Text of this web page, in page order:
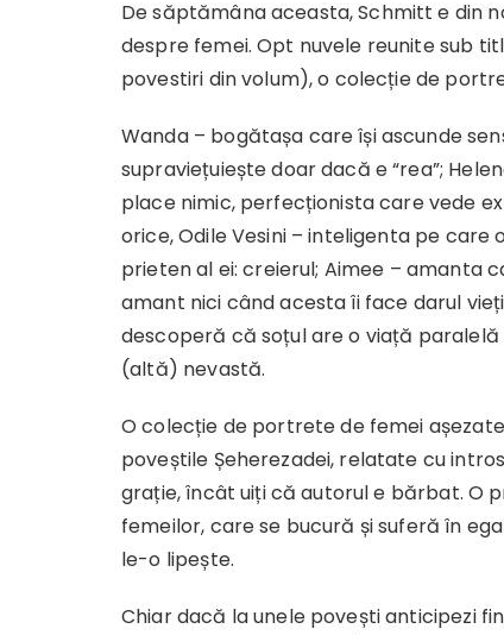
De săptămâna aceasta, Schmitt e din
despre femei. Opt nuvele reunite sub
povestiri din volum), o colecție de
Wanda – bogătașa care își ascunde
supraviețuiește doar dacă e “rea”;
place nimic, perfecționista care vede
orice, Odile Vesini – inteligenta pe care
prieten al ei: creierul; Aimee – amanta
amant nici când acesta îi face darul
descoperă că soțul are o viață paralelă
(altă) nevastă.
O colecție de portrete de femei
poveștile Șeherezadei, relatate cu
grație, încât uiți că autorul e bărbat. O
femeilor, care se bucură și suferă în
le-o lipește.
Chiar dacă la unele povești anticipezi